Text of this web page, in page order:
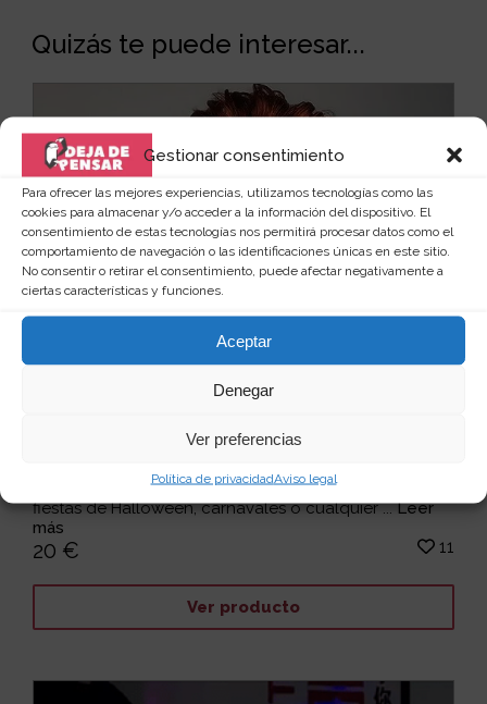
Gestionar consentimiento
Para ofrecer las mejores experiencias, utilizamos tecnologías como las
cookies para almacenar y/o acceder a la información del dispositivo. El
consentimiento de estas tecnologías nos permitirá procesar datos como el
comportamiento de navegación o las identificaciones únicas en este sitio.
No consentir o retirar el consentimiento, puede afectar negativamente a
ciertas características y funciones.
Aceptar
Denegar
Ver preferencias
Política de privacidadAviso legal
Quizás te puede interesar...
Si buscas entretenimiento, susto y diversión para las
fiestas de Halloween, carnavales o cualquier ...Leer
más
20 € 11
Ver producto